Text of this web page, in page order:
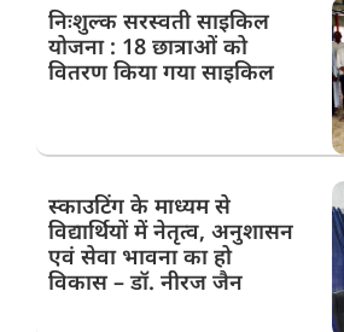
निःशुल्क सरस्वती साइकिल
योजना : 18 छात्राओं को
वितरण किया गया साइकिल
स्काउटिंग के माध्यम से
विद्यार्थियों में नेतृत्व, अनुशासन
एवं सेवा भावना का हो
विकास – डॉ. नीरज जैन